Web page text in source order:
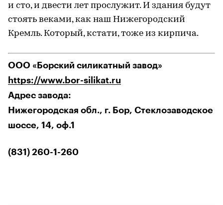
и сто, и двести лет прослужит. И здания будут
стоять веками, как наш Нижегородский
Кремль. Который, кстати, тоже из кирпича.
ООО «Борский силикатный завод»
https://www.bor-silikat.ru
Адрес завода:
Нижегородская обл., г. Бор, Стеклозаводское
шоссе, 14, оф.1
(831) 260-1-260